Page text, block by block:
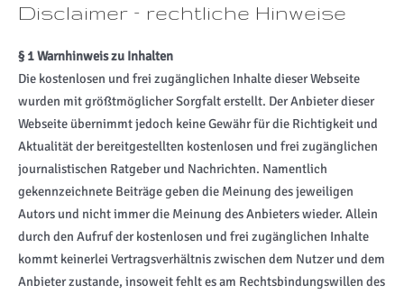
Disclaimer – rechtliche Hinweise
§ 1 Warnhinweis zu Inhalten
Die kostenlosen und frei zugänglichen Inhalte dieser Webseite
wurden mit größtmöglicher Sorgfalt erstellt. Der Anbieter dieser
Webseite übernimmt jedoch keine Gewähr für die Richtigkeit und
Aktualität der bereitgestellten kostenlosen und frei zugänglichen
journalistischen Ratgeber und Nachrichten. Namentlich
gekennzeichnete Beiträge geben die Meinung des jeweiligen
Autors und nicht immer die Meinung des Anbieters wieder. Allein
durch den Aufruf der kostenlosen und frei zugänglichen Inhalte
kommt keinerlei Vertragsverhältnis zwischen dem Nutzer und dem
Anbieter zustande, insoweit fehlt es am Rechtsbindungswillen des